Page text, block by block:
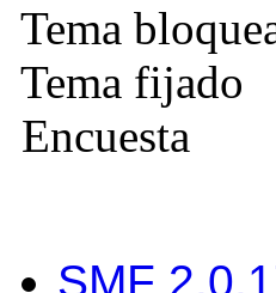
Tema
Tema fijado
Encuesta
SMF